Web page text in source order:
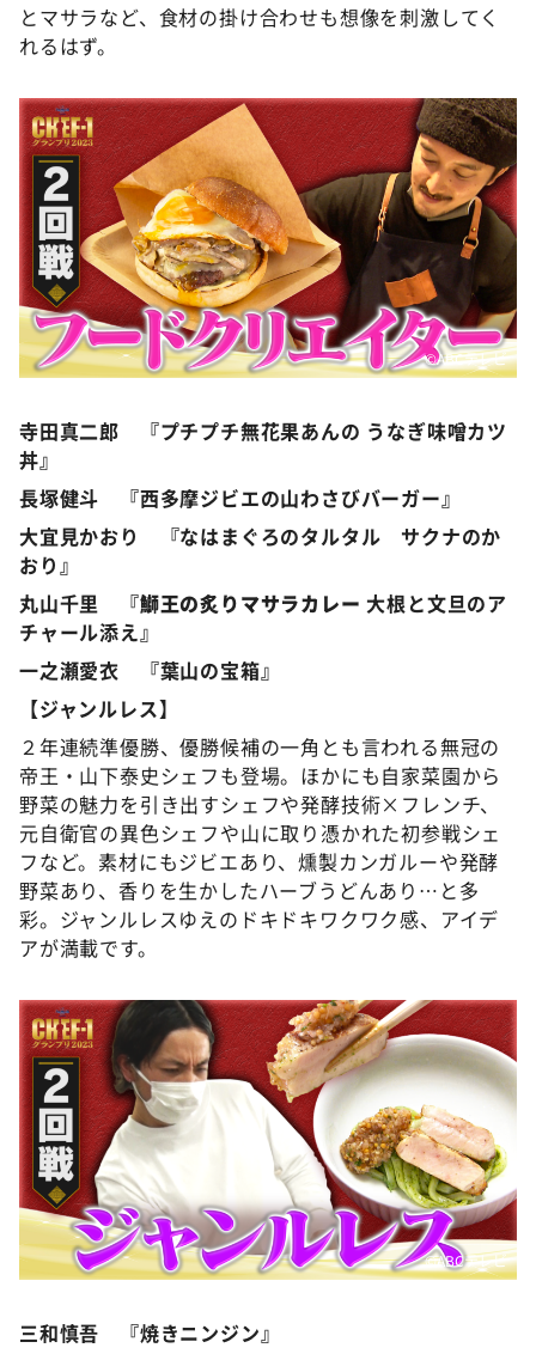
とマサラなど、食材の掛け合わせも想像を刺激してく
れるはず。
©️ABCテレビ
寺田真二郎 『プチプチ無花果あんの うなぎ味噌カツ
丼』
長塚健斗 『西多摩ジビエの山わさびバーガー』
大宜見かおり 『なはまぐろのタルタル サクナのか
おり』
丸山千里 『鰤王の炙りマサラカレー 大根と文旦のア
チャール添え』
一之瀬愛衣 『葉山の宝箱』
【ジャンルレス】
２年連続準優勝、優勝候補の一角とも言われる無冠の
帝王・山下泰史シェフも登場。ほかにも自家菜園から
野菜の魅力を引き出すシェフや発酵技術×フレンチ、
元自衛官の異色シェフや山に取り憑かれた初参戦シェ
フなど。素材にもジビエあり、燻製カンガルーや発酵
野菜あり、香りを生かしたハーブうどんあり…と多
彩。ジャンルレスゆえのドキドキワクワク感、アイデ
アが満載です。
©️ABCテレビ
三和慎吾 『焼きニンジン』